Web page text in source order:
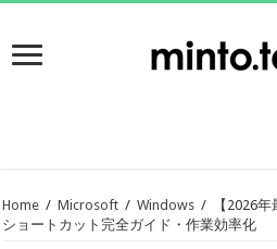
Home / Microsoft / Windows /
【2026
ショートカット完全ガイド・作業効率化